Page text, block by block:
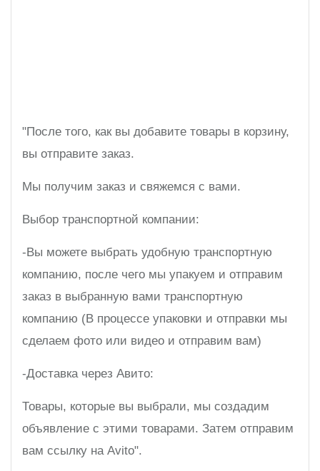
"После того, как вы добавите товары в корзину,
вы отправите заказ.
Мы получим заказ и свяжемся с вами.
Выбор транспортной компании:
-Вы можете выбрать удобную транспортную
компанию, после чего мы упакуем и отправим
заказ в выбранную вами транспортную
компанию (В процессе упаковки и отправки мы
сделаем фото или видео и отправим вам)
-Доставка через Авито:
Товары, которые вы выбрали, мы создадим
объявление с этими товарами. Затем отправим
вам ссылку на Avito".